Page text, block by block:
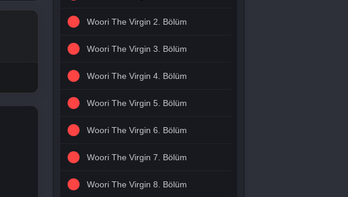
Woori The Virgin 2. Bölüm
Woori The Virgin 3. Bölüm
Woori The Virgin 4. Bölüm
Woori The Virgin 5. Bölüm
Woori The Virgin 6. Bölüm
Woori The Virgin 7. Bölüm
Woori The Virgin 8. Bölüm